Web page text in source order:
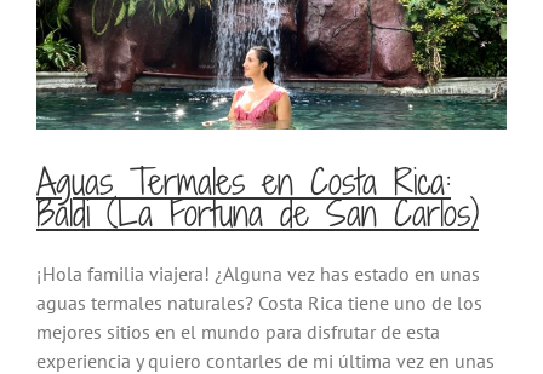
Aguas Termales en Costa Rica:
Baldi (La Fortuna de San Carlos)
¡Hola familia viajera! ¿Alguna vez has estado en unas
aguas termales naturales? Costa Rica tiene uno de los
mejores sitios en el mundo para disfrutar de esta
experiencia y quiero contarles de mi última vez en unas